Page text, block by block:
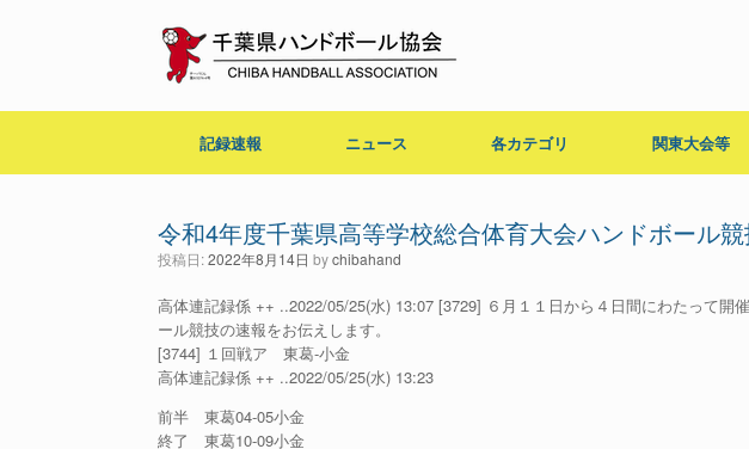
キ
記録速報 ニュース 各カテゴリ 関東大会等
令和4年度千葉県高等学校総合体育大会ハンドボール
投稿日:2022年8月14日 bychibahand
高体連記録係 ++ ..2022/05/25(水) 13:07 [3729] ６月１１日から４日間にわたって開
ール競技の速報をお伝えします。
[3744] １回戦ア 東葛-小金
高体連記録係 ++ ..2022/05/25(水) 13:23
前半 東葛04-05小金
終了 東葛10-09小金